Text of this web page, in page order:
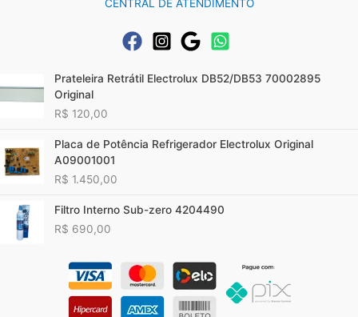
CENTRAL DE ATENDIMENTO
Prateleira Retrátil Electrolux DB52/DB53 70002895
Original
R$ 120,00
Placa de Potência Refrigerador Electrolux Original
A09001001
R$ 1.450,00
Filtro Interno Sub-zero 4204490
R$ 690,00